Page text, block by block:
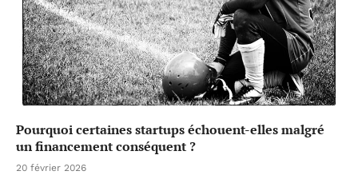
Pourquoi certaines startups échouent-elles malgré
un financement conséquent ?
20 février 2026